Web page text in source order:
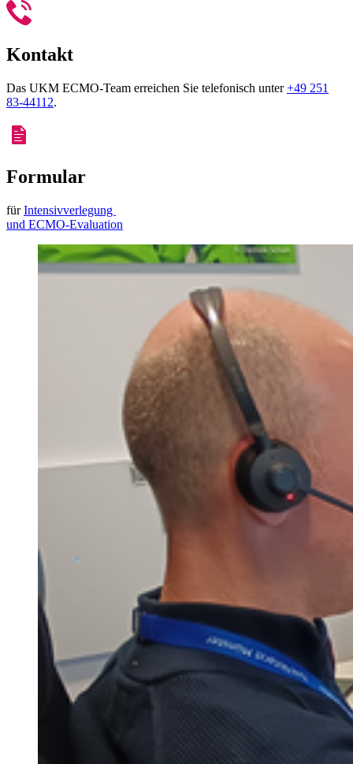
Kontakt
Das UKM ECMO-Team erreichen Sie telefonisch unter+49 251
83-44112.
Formular
fürIntensivverlegung
und ECMO-Evaluation